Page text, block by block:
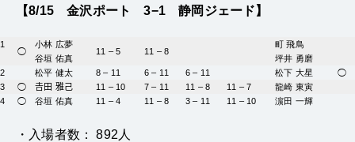
【8/15金沢ポート 3−1 静岡ジェード】
1
◯
小林 広夢
11 – 5 11 – 8
町 飛鳥
谷垣 佑真
坪井 勇磨
2
松平 健太 8 – 11 6 – 11 6 – 11 松下 大星
◯
3
◯ 𠮷田 雅己 11 – 10 7 – 11 11 – 8 11 – 7
龍崎 東寅
4
◯ 谷垣 佑真 11 – 4 11 – 8 3 – 11 11 – 10 濵田 一輝
・入場者数： 892人